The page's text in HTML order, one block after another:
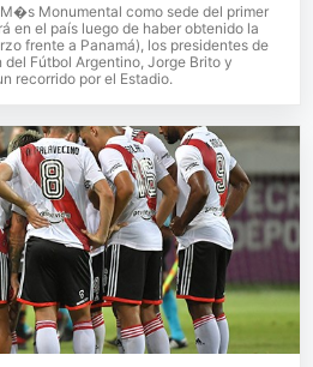
Monumental como sede del primer
en el país luego de haber obtenido la
frente a Panamá), los presidentes de
Fútbol Argentino, Jorge Brito y
recorrido por el Estadio.